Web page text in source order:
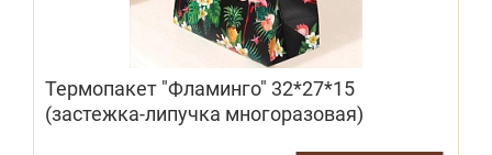
Термопакет "Фламинго" 32*27*15
(застежка-липучка многоразовая)